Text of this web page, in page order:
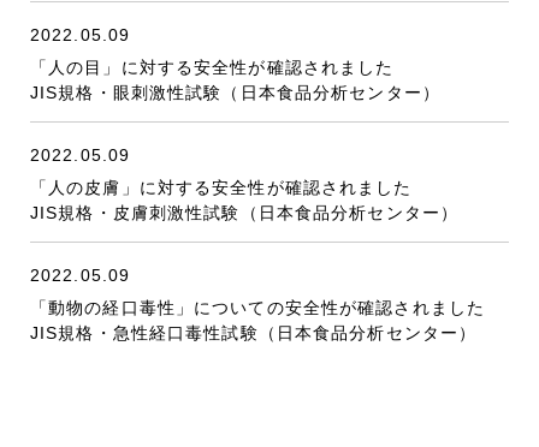
2022.05.09
「人の目」に対する安全性が確認されました
JIS規格・眼刺激性試験（日本食品分析センター）
2022.05.09
「人の皮膚」に対する安全性が確認されました
JIS規格・皮膚刺激性試験（日本食品分析センター）
2022.05.09
「動物の経口毒性」についての安全性が確認されました
JIS規格・急性経口毒性試験（日本食品分析センター）